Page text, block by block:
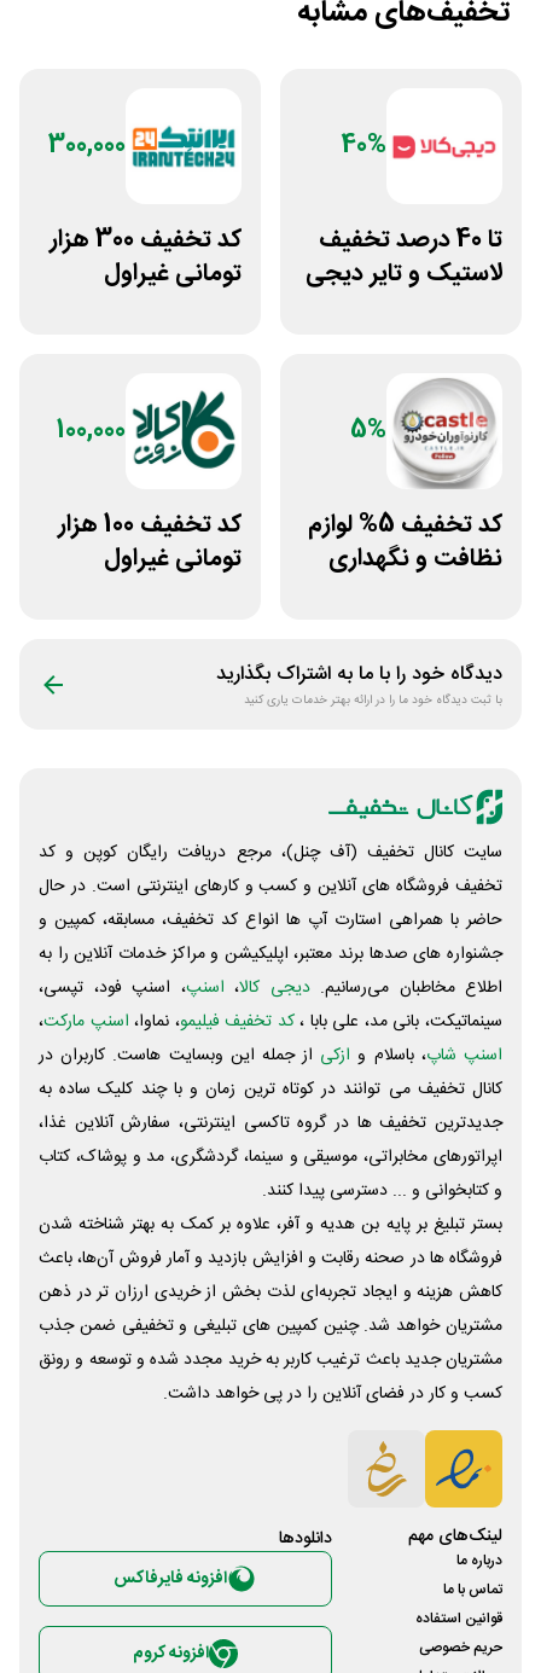
تخفیف‌های مشابه
40%
تا 40 درصد تخفیف
لاستیک و تایر دیجی
300,000
کد تخفیف 300 هزار
تومانی غیراول
5%
کد تخفیف 5% لوازم
نظافت و نگهداری
100,000
کد تخفیف 100 هزار
تومانی غیراول
دیدگاه خود را با ما به اشتراک بگذارید
با ثبت دیدگاه خود ما را در ارائه بهتر خدمات یاری کنید
سایت کانال تخفیف (آف چنل)، مرجع دریافت رایگان کوپن و کد
تخفیف فروشگاه های آنلاین و کسب و‌ کارهای اینترنتی است. در حال
حاضر با همراهی استارت آپ ها انواع کد تخفیف، مسابقه، کمپین و
جشنواره های صدها برند معتبر، اپلیکیشن و مراکز خدمات آنلاین را به
اطلاع مخاطبان می‌رسانیم. دیجی کالا، اسنپ، اسنپ فود، تپسی،
سینماتیکت، بانی مد، علی‌ بابا ،کد تخفیف فیلیمو، نماوا، اسنپ مارکت،
اسنپ شاپ، باسلام و ازکی از جمله این وبسایت ‌هاست. کاربران در
کانال تخفیف می توانند در کوتاه ترین زمان و با چند کلیک ساده به
جدیدترین تخفیف ها در گروه تاکسی اینترنتی، سفارش آنلاین غذا،
اپراتورهای مخابراتی، موسیقی و سینما، گردشگری، مد و پوشاک، کتاب
و کتابخوانی و ... دسترسی پیدا کنند.
بستر تبلیغ بر پایه بن هدیه و آفر، علاوه بر کمک به بهتر شناخته شدن
فروشگاه ها در صحنه رقابت و افزایش بازدید و آمار فروش آن‌ها، باعث
کاهش هزینه و ایجاد تجربه‌ای لذت بخش از خریدی ارزان تر در ذهن
مشتریان خواهد شد. چنین کمپین های تبلیغی و تخفیفی ضمن جذب
مشتریان جدید باعث ترغیب کاربر به خرید مجدد شده و توسعه و رونق
کسب و کار در فضای آنلاین را در پی خواهد داشت.
لینک‌های مهم
درباره ما
تماس با ما
قوانین استفاده
حریم خصوصی
دانلود‌ها
افزونه فایرفاکس
افزونه کروم